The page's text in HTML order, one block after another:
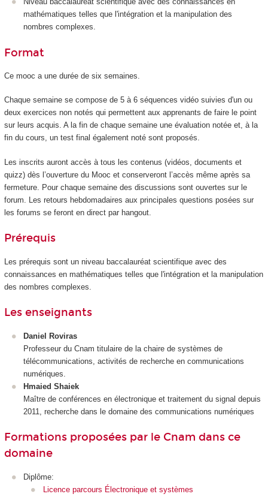
mathématiques telles que l'intégration et la manipulation des
nombres complexes.
Format
Ce mooc a une durée de six semaines.
Chaque semaine se compose de 5 à 6 séquences vidéo suivies d'un ou
deux exercices non notés qui permettent aux apprenants de faire le point
sur leurs acquis. A la fin de chaque semaine une évaluation notée et, à la
fin du cours, un test final également noté sont proposés.
Les inscrits auront accès à tous les contenus (vidéos, documents et
quizz) dès l’ouverture du Mooc et conserveront l’accès même après sa
fermeture. Pour chaque semaine des discussions sont ouvertes sur le
forum. Les retours hebdomadaires aux principales questions posées sur
les forums se feront en direct par hangout.
Prérequis
Les prérequis sont un niveau baccalauréat scientifique avec des
connaissances en mathématiques telles que l'intégration et la manipulation
des nombres complexes.
Les enseignants
Daniel Roviras
Professeur du Cnam titulaire de la chaire de systèmes de
télécommunications, activités de recherche en communications
numériques.
Hmaied Shaiek
Maître de conférences en électronique et traitement du signal depuis
2011, recherche dans le domaine des communications numériques
Formations proposées par le Cnam dans ce
domaine
Diplôme:
Licence parcours Électronique et systèmes